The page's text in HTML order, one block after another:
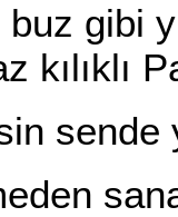
kılıklı
sana